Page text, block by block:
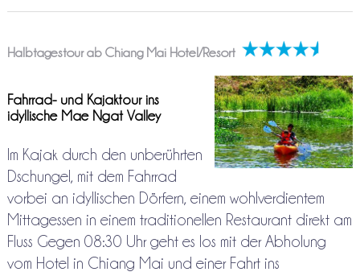
Halbtagestour ab Chiang Mai Hotel/Resort
Fahrrad- und Kajaktour ins
idyllische Mae Ngat Valley
Im Kajak durch den unberührten
Dschungel, mit dem Fahrrad
vorbei an idyllischen Dörfern, einem wohlverdientem
Mittagessen in einem traditionellen Restaurant direkt am
Fluss Gegen 08:30 Uhr geht es los mit der Abholung
vom Hotel in Chiang Mai und einer Fahrt ins